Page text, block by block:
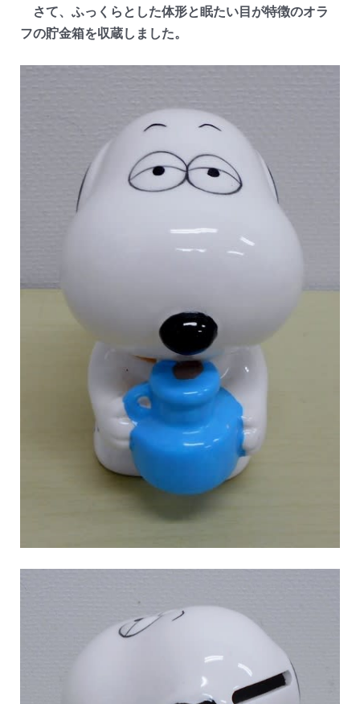
さて、ふっくらとした体形と眠たい目が特徴のオラ
フの貯金箱を収蔵しました。